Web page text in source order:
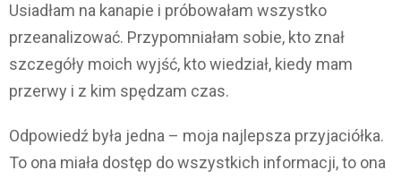
Usiadłam na kanapie i próbowałam wszystko
przeanalizować. Przypomniałam sobie, kto znał
szczegóły moich wyjść, kto wiedział, kiedy mam
przerwy i z kim spędzam czas.
Odpowiedź była jedna – moja najlepsza przyjaciółka.
To ona miała dostęp do wszystkich informacji, to ona